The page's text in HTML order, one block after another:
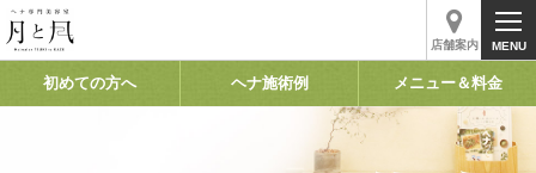
店舗案内
初めての方へ ヘナ施術例 メニュー＆料金